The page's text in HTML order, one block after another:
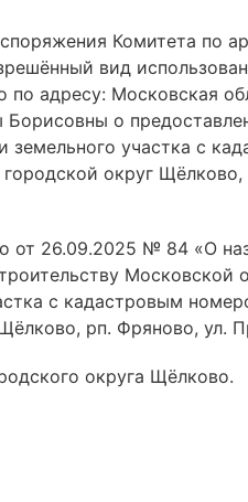
Комитета по
вид
адресу: Московская
о
земельного участка с
округ
от 26.09.2025 № 84 «О
Московской
с кадастровым
рп. Фряново, ул.
округа Щёлково.